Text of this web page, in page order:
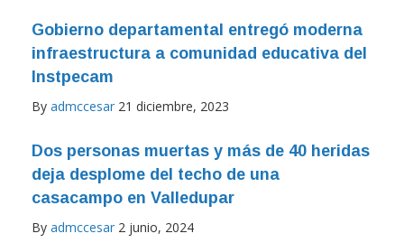
Gobierno departamental entregó moderna
infraestructura a comunidad educativa del
Instpecam
By admccesar 21 diciembre, 2023
Dos personas muertas y más de 40 heridas
deja desplome del techo de una
casacampo en Valledupar
By admccesar 2 junio, 2024